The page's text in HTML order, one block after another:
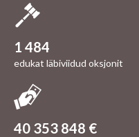
1 484
edukat läbiviidud oksjonit
40 353 848 €